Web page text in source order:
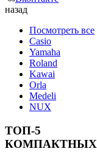
назад
Посмотреть все
Casio
Yamaha
Roland
Kawai
Orla
Medeli
NUX
ТОП-5
КОМПАКТНЫХ